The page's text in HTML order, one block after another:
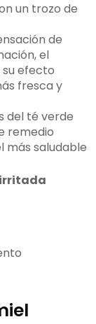
un trozo de
de
el
efecto
fresca y
del té verde
remedio
más saludable
irritada